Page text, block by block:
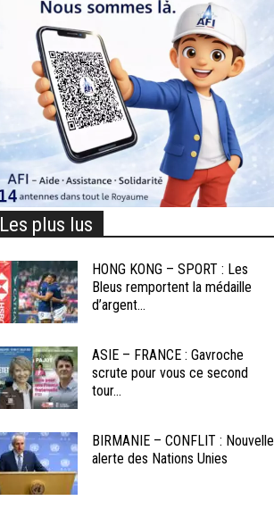
Les plus lus
HONG KONG – SPORT : Les
Bleus remportent la médaille
d’argent...
ASIE – FRANCE : Gavroche
scrute pour vous ce second
tour...
BIRMANIE – CONFLIT : Nouvelle
alerte des Nations Unies